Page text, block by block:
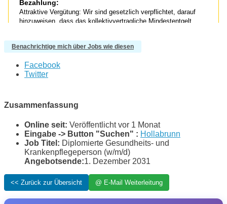
Benachrichtige mich über Jobs wie diesen
Facebook
Twitter
Zusammenfassung
Online seit: Veröffentlicht vor 1 Monat
Eingabe -> Button "Suchen" : Hollabrunn
Job Titel: Diplomierte Gesundheits- und
Krankenpflegeperson (w/m/d)
Angebotsende:1. Dezember 2031